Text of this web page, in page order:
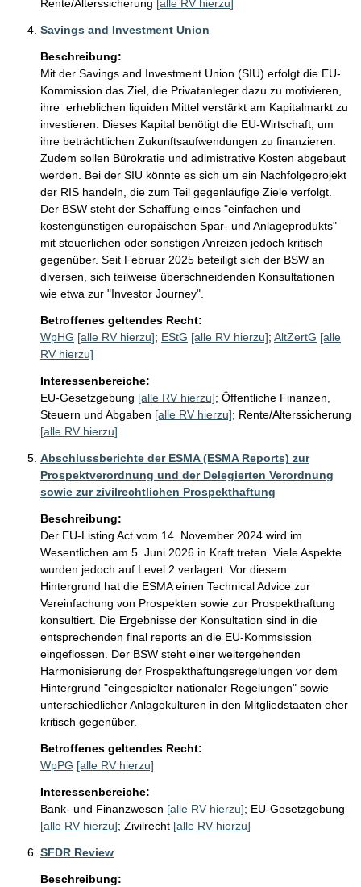
Rente/Alterssicherung [alle RV hierzu]
Savings and Investment Union
Beschreibung:
Mit der Savings and Investment Union (SIU) erfolgt die EU-
Kommission das Ziel, die Privatanleger dazu zu motivieren,
ihre  erheblichen liquiden Mittel verstärkt am Kapitalmarkt zu
investieren. Dieses Kapital benötigt die EU-Wirtschaft, um
ihre beträchtlichen Zukunftsaufwendungen zu finanzieren.
Zudem sollen Bürokratie und adimistrative Kosten abgebaut
werden. Bei der SIU könnte es sich um ein Nachfolgeprojekt
der RIS handeln, die zum Teil gegenläufige Ziele verfolgt.
Der BSW steht der Schaffung eines "einfachen und
kostengünstigen europäischen Spar- und Anlageprodukts"
mit steuerlichen oder sonstigen Anreizen jedoch kritisch
gegenüber. Seit Februar 2025 beteiligt sich der BSW an
diversen, sich teilweise überschneidenden Konsultationen
wie etwa zur "Investor Journey".
Betroffenes geltendes Recht:
WpHG [alle RV hierzu]; EStG [alle RV hierzu]; AltZertG [alle
RV hierzu]
Interessenbereiche:
EU-Gesetzgebung [alle RV hierzu]; Öffentliche Finanzen,
Steuern und Abgaben [alle RV hierzu]; Rente/Alterssicherung
[alle RV hierzu]
Abschlussberichte der ESMA (ESMA Reports) zur
Prospektverordnung und der Delegierten Verordnung
sowie zur zivilrechtlichen Prospekthaftung
Beschreibung:
Der EU-Listing Act vom 14. November 2024 wird im
Wesentlichen am 5. Juni 2026 in Kraft treten. Viele Aspekte
wurden jedoch auf Level 2 verlagert. Vor diesem
Hintergrund hat die ESMA einen Technical Advice zur
Vereinfachung von Prospekten sowie zur Prospekthaftung
konsultiert. Die Ergebnisse der Konsultation sind in die
entsprechenden final reports an die EU-Kommsission
eingeflossen. Der BSW steht einer weitergehenden
Harmonisierung der Prospekthaftungsregelungen vor dem
Hintergrund "eingespielter nationaler Regelungen" sowie
unterschiedlicher Anlagekulturen in den Mitgliedstaaten eher
kritisch gegenüber.
Betroffenes geltendes Recht:
WpPG [alle RV hierzu]
Interessenbereiche:
Bank- und Finanzwesen [alle RV hierzu]; EU-Gesetzgebung
[alle RV hierzu]; Zivilrecht [alle RV hierzu]
SFDR Review
Beschreibung: